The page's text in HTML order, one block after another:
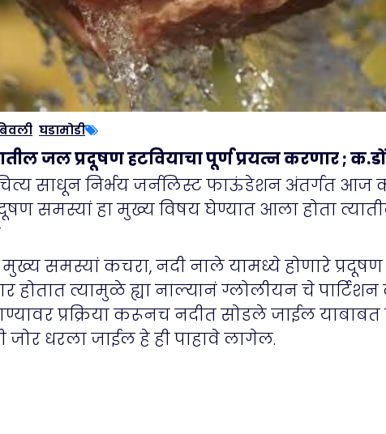
घडामोडी
जल प्रदूषण हटवियाचा पूर्ण प्रयत्न करणार ;
साधून निर्भय जर्नलिस्ट फाऊंडेशन अंतर्गत
समस्यां हा मुख्य विषय घेण्यात आला होता
समस्यां कचरा, नदी नाले यामध्ये होणारे
होतात त्यामुळे ह्या नाल्यानं ग्लोलीयन चे
प्रक्रिया करूनच नदीत सोडले जाईल
धरला जाईल हे ही पाहावे लागेल.